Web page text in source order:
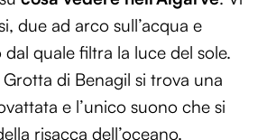
due ad arco sull’acqua e
dal quale filtra la luce del sole.
di Benagil si trova una
e l’unico suono che si
risacca dell’oceano.